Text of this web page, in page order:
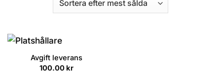
Avgift leverans
100.00 kr